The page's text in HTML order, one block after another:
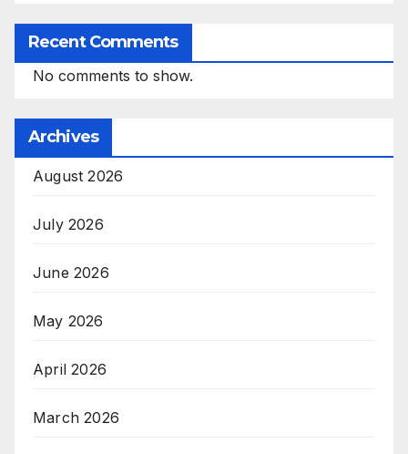
Recent Comments
No comments to show.
Archives
August 2026
July 2026
June 2026
May 2026
April 2026
March 2026